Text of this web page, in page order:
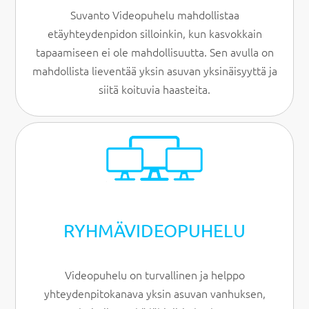
Suvanto Videopuhelu mahdollistaa
etäyhteydenpidon silloinkin, kun kasvokkain
tapaamiseen ei ole mahdollisuutta. Sen avulla on
mahdollista lieventää yksin asuvan yksinäisyyttä ja
siitä koituvia haasteita.
RYHMÄVIDEO­PUHELU
Videopuhelu on turvallinen ja helppo
yhteydenpitokanava yksin asuvan vanhuksen,